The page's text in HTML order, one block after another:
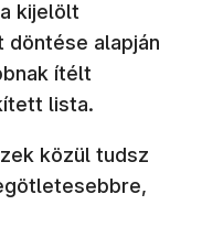
kijelölt
döntése alapján
ítélt
lista.
közül tudsz